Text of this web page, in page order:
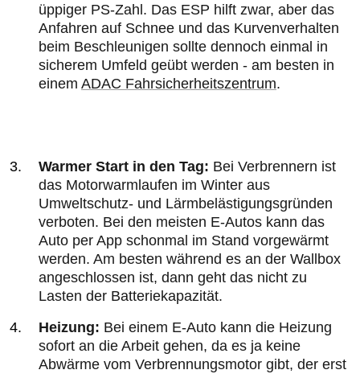
üppiger PS-Zahl. Das ESP hilft zwar, aber das
Anfahren auf Schnee und das Kurvenverhalten
beim Beschleunigen sollte dennoch einmal in
sicherem Umfeld geübt werden - am besten in
einem ADAC Fahrsicherheitszentrum.
Warmer Start in den Tag: Bei Verbrennern ist
das Motorwarmlaufen im Winter aus
Umweltschutz- und Lärmbelästigungsgründen
verboten. Bei den meisten E-Autos kann das
Auto per App schonmal im Stand vorgewärmt
werden. Am besten während es an der Wallbox
angeschlossen ist, dann geht das nicht zu
Lasten der Batteriekapazität.
Heizung: Bei einem E-Auto kann die Heizung
sofort an die Arbeit gehen, da es ja keine
Abwärme vom Verbrennungsmotor gibt, der erst